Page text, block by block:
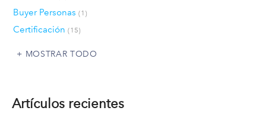
Buyer Personas (1)
Certificación (15)
MOSTRAR TODO
Artículos recientes